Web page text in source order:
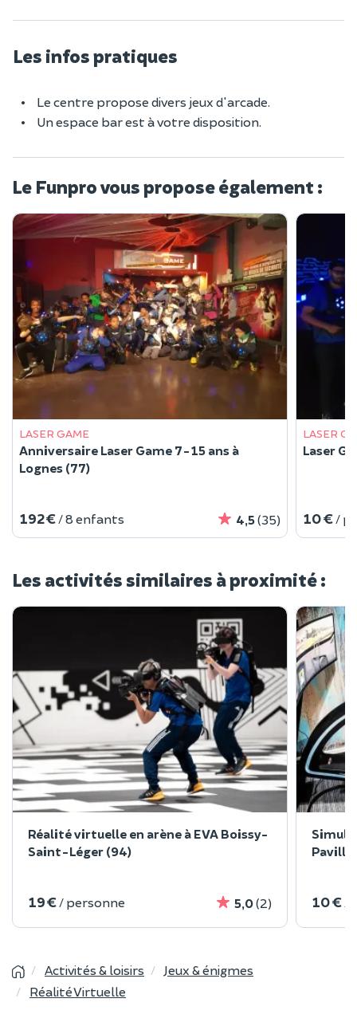
Les infos pratiques
Le centre propose divers jeux d'arcade.
Un espace bar est à votre disposition.
Le Funpro vous propose également :
LASER GAME
Anniversaire Laser Game 7-15 ans à
Lognes (77)
192 € / 8 enfants 4,5(35)
LASER
Laser
10 € /
Les activités similaires à proximité :
Réalité virtuelle en arène à EVA Boissy-
Saint-Léger (94)
19 € / personne 5,0(2) 10 €
Activités & loisirs
Jeux & énigmes
Réalité Virtuelle